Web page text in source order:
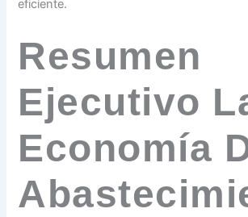
eficiente.
Resumen
Ejecutivo
Economía